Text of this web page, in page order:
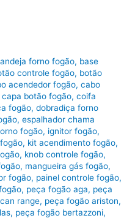
forno fogão, base
controle fogão, botão
acendedor fogão,cabo
capa botão fogão,coifa
fogão,dobradiça forno
,espalhador chama
fogão, ignitor fogão,
, kit acendimento fogão,
, knob controle fogão,
, mangueira gás fogão,
fogão, painel controle fogão,
, peça fogão aga, peça
range, peça fogão ariston,
, peça fogão bertazzoni,